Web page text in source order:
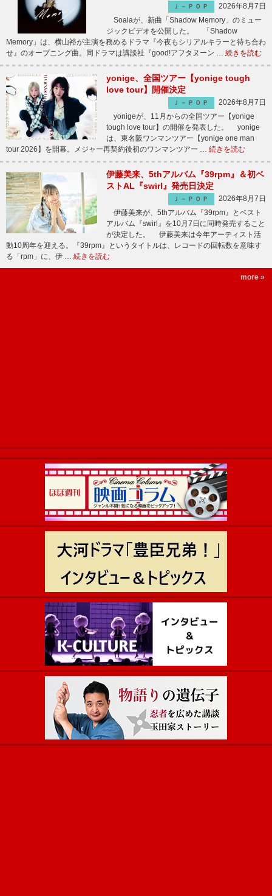
Ｊ－ＰＯＰ
2026年8月7日
Soalaが、新曲「Shadow Memory」のミュー
ジックビデオを公開した。 「Shadow
Memory」は、横山裕が主演を務めるドラマ『今夜もシリアルキラーと待ち合わ
せ』のオープニング曲。同ドラマは講談社『good!アフタヌーン … 続きを読む
yonige、全国ツアー【yonige tough
love tour】開催決定
Ｊ－ＰＯＰ
2026年8月7日
yonigeが、11月からの全国ツアー【yonige
tough love tour】の開催を発表した。 yonige
は、東名阪ワンマンツアー【yonige one man
tour 2026】を開幕。メジャー再契約後初のワンマンツアー … 続きを読む
伊藤美来、5thアルバム『39rpm』＆初ベ
ストAL『swirl』発売日決定
Ｊ－ＰＯＰ
2026年8月7日
伊藤美来が、5thアルバム『39rpm』とベスト
アルバム『swirl』を10月7日に同時発売すること
が決定した。 伊藤美来は今年アーティスト活
動10周年を迎える。『39rpm』というタイトルは、レコードの回転数を意味す
る「rpm」に、伊 … 続きを読む
more »